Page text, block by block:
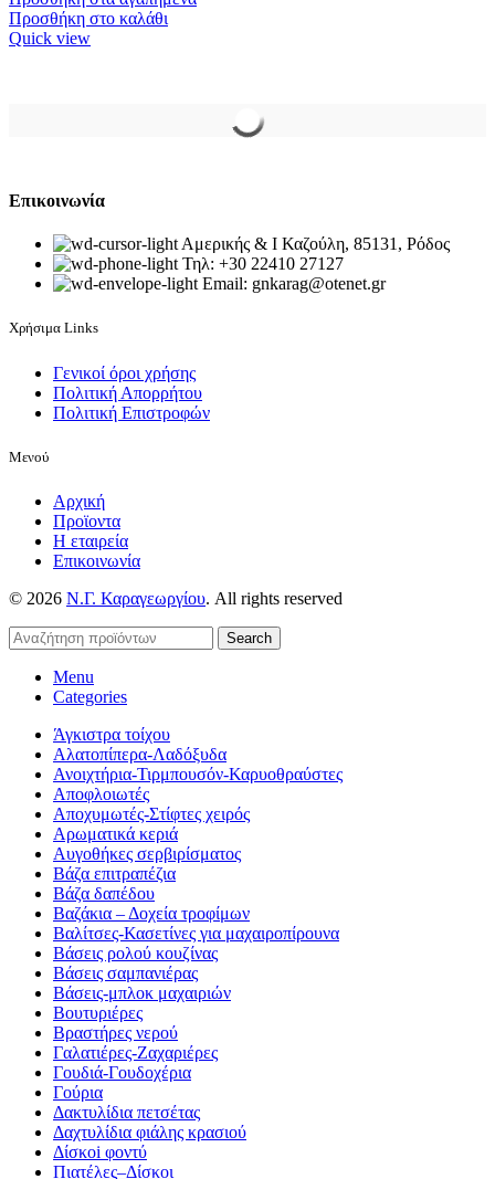
€150.00.
Προσθήκη στο καλάθι
Quick view
Επικοινωνία
Αμερικής & Ι Καζούλη, 85131, Ρόδος
Τηλ: +30 22410 27127
Email: gnkarag@otenet.gr
Χρήσιμα Links
Γενικοί όροι χρήσης
Πολιτική Απορρήτου
Πολιτική Επιστροφών
Μενού
Αρχική
Προϊοντα
Η εταιρεία
Επικοινωνία
© 2026 Ν.Γ. Καραγεωργίου. All rights reserved
Search
Menu
Categories
Άγκιστρα τοίχου
Αλατοπίπερα-Λαδόξυδα
Ανοιχτήρια-Τιρμπουσόν-Καρυοθραύστες
Αποφλοιωτές
Αποχυμωτές-Στίφτες χειρός
Αρωματικά κεριά
Αυγοθήκες σερβιρίσματος
Βάζα επιτραπέζια
Βάζα δαπέδου
Βαζάκια – Δοχεία τροφίμων
Βαλίτσες-Κασετίνες για μαχαιροπίρουνα
Βάσεις ρολού κουζίνας
Βάσεις σαμπανιέρας
Βάσεις-μπλοκ μαχαιριών
Βουτυριέρες
Βραστήρες νερού
Γαλατιέρες-Ζαχαριέρες
Γουδιά-Γουδοχέρια
Γούρια
Δακτυλίδια πετσέτας
Δαχτυλίδια φιάλης κρασιού
Δίσκοi φοντύ
Πιατέλες–Δίσκοι